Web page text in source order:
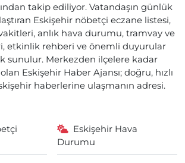
takip ediliyor. Vatandaşın günlük
Eskişehir nöbetçi eczane listesi,
anlık hava durumu, tramvay ve
etkinlik rehberi ve önemli duyurular
sunulur. Merkezden ilçelere kadar
Eskişehir Haber Ajansı; doğru, hızlı
haberlerine ulaşmanın adresi.
Eskişehir Hava
Durumu